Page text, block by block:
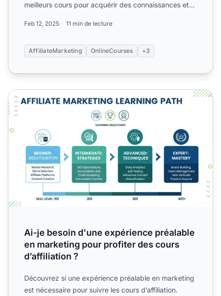
meilleurs cours pour acquérir des connaissances et
Feb 12, 2025 11 min de lecture
AffiliateMarketing OnlineCourses +3
Ai-je besoin d'une expérience préalable en marketing
Ai-je besoin d'une expérience préalable
en marketing pour profiter des cours
d’affiliation ?
Découvrez si une expérience préalable en marketing
est nécessaire pour suivre les cours d’affiliation.